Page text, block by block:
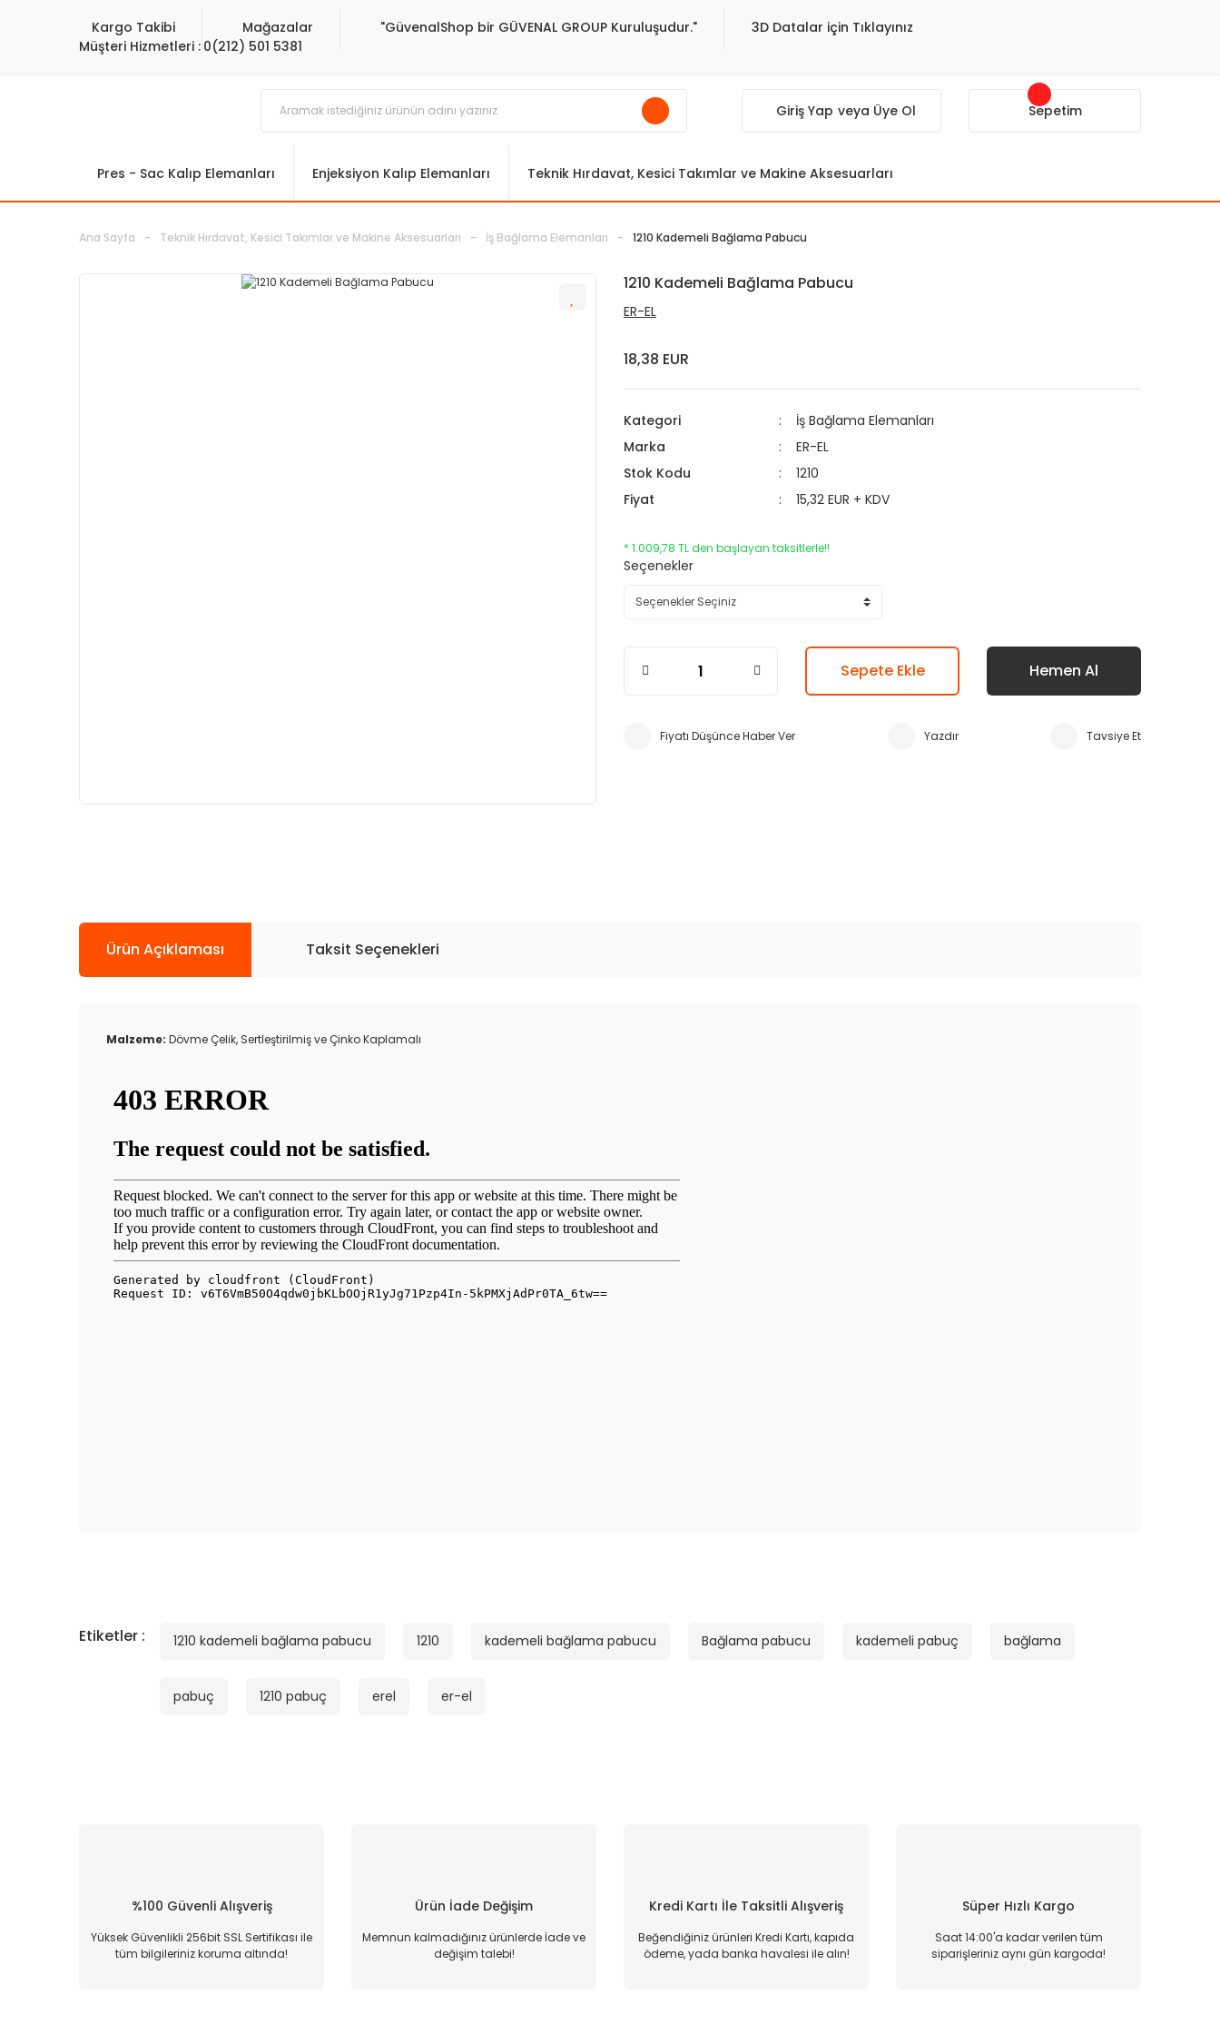
Kargo Takibi Mağazalar "GüvenalShop bir GÜVENAL GROUP Kuruluşudur."
3D Datalar için Tıklayınız
Müşteri Hizmetleri : 0(212) 501 5381
Giriş Yap veya Üye Ol Sepetim
Pres - Sac Kalıp Elemanları Enjeksiyon Kalıp Elemanları Teknik Hırdavat, Kesici Takımlar ve Makine Aksesuarları
Ana Sayfa Teknik Hırdavat, Kesici Takımlar ve Makine Aksesuarları İş Bağlama Elemanları 1210 Kademeli Bağlama Pabucu
1210 Kademeli Bağlama Pabucu
ER-EL
18,38 EUR
Kategori
İş Bağlama Elemanları
Marka
ER-EL
Stok Kodu
1210
Fiyat
15,32 EUR + KDV
* 1.009,78 TL den başlayan taksitlerle!!
Seçenekler
Sepete Ekle Hemen Al
Fiyatı Düşünce Haber Ver Yazdır Tavsiye Et
Ürün Açıklaması Taksit Seçenekleri
Malzeme: Dövme Çelik, Sertleştirilmiş ve Çinko Kaplamalı
Etiketler : 1210 kademeli bağlama pabucu 1210 kademeli bağlama pabucu Bağlama pabucu kademeli pabuç bağlama
pabuç 1210 pabuç erel er-el
%100 Güvenli Alışveriş
Yüksek Güvenlikli 256bit SSL Sertifikası ile
tüm bilgileriniz koruma altında!
Ürün İade Değişim
Memnun kalmadığınız ürünlerde İade ve
değişim talebi!
Kredi Kartı İle Taksitli Alışveriş
Beğendiğiniz ürünleri Kredi Kartı, kapıda
ödeme, yada banka havalesi ile alın!
Süper Hızlı Kargo
Saat 14:00'a kadar verilen tüm
siparişleriniz aynı gün kargoda!